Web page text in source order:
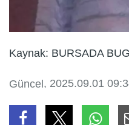
Kaynak: BURSADA
Güncel, 2025.09.01